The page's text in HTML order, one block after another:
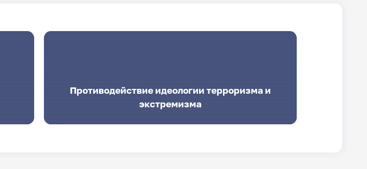
Противодействие идеологии терроризма и
экстремизма